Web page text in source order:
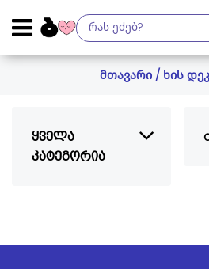
მთავარი/ ხის
ყველა
კატეგორია